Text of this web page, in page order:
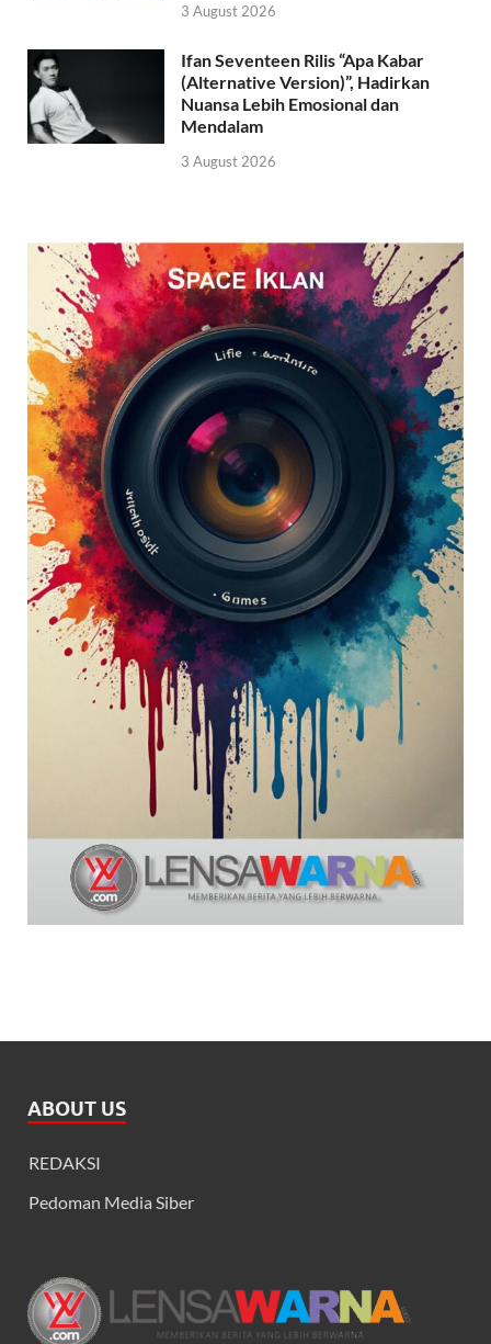
3 August 2026
Ifan Seventeen Rilis “Apa Kabar
(Alternative Version)”, Hadirkan
Nuansa Lebih Emosional dan
Mendalam
3 August 2026
ABOUT US
REDAKSI
Pedoman Media Siber